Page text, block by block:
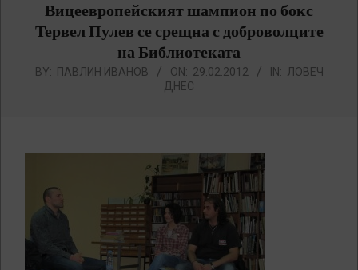
Вицеевропейският шампион по бокс
Тервел Пулев се срещна с доброволците
на Библиотеката
BY: ПАВЛИН ИВАНОВ ON: 29.02.2012 IN: ЛОВЕЧ
ДНЕС